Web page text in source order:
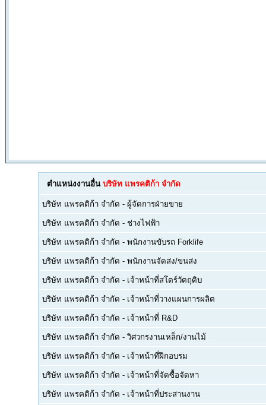
ตำแหน่งงานอื่น บริษัท แพรคติก้า จำกัด
บริษัท แพรคติก้า จำกัด - ผู้จัดการฝ่ายขาย
บริษัท แพรคติก้า จำกัด - ช่างไฟฟ้า
บริษัท แพรคติก้า จำกัด - พนักงานขับรถ Forklife
บริษัท แพรคติก้า จำกัด - พนักงานจัดส่ง/ขนส่ง
บริษัท แพรคติก้า จำกัด - เจ้าหน้าที่สโตร์วัตถุดิบ
บริษัท แพรคติก้า จำกัด - เจ้าหน้าที่วางแผนการผลิต
บริษัท แพรคติก้า จำกัด - เจ้าหน้าที่ R&D
บริษัท แพรคติก้า จำกัด - วิศวกรงานเหล็ก/งานไม้
บริษัท แพรคติก้า จำกัด - เจ้าหน้าที่ฝึกอบรม
บริษัท แพรคติก้า จำกัด - เจ้าหน้าที่จัดซื้อจัดหา
บริษัท แพรคติก้า จำกัด - เจ้าหน้าที่ประสานงาน